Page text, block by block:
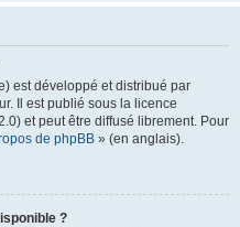
est développé et distribué par
Il est publié sous la licence
et peut être diffusé librement. Pour
de phpBB » (en anglais).
?